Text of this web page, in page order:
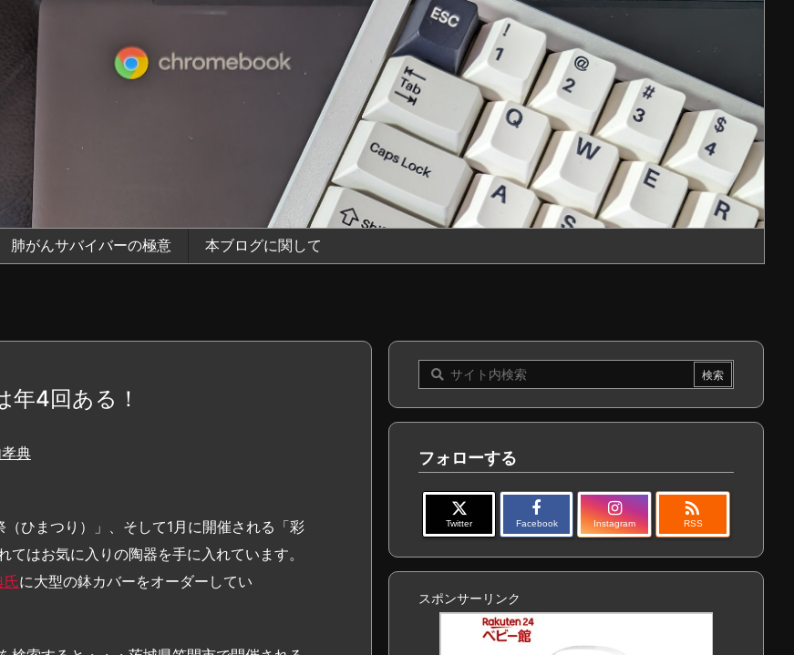
肺がんサバイバーの極意 本ブログに関して
年4回ある！
典
ひまつり）」、そして1月に開催される「彩
はお気に入りの陶器を手に入れています。
氏に大型の鉢カバーをオーダーしてい
フォローする
Twitter Facebook Instagram

RSS
スポンサーリンク